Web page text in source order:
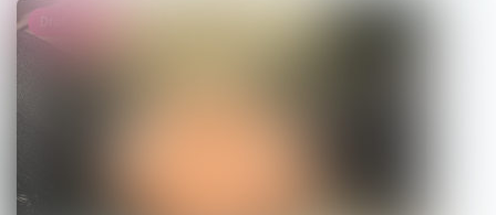
Droit pénal